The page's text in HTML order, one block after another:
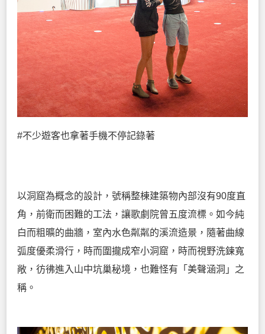
#不少遊客也拿著手機不停記錄著
以洞窟為概念的設計，號稱整棟建築物內部沒有90度直
角，前衛而困難的工法，讓歌劇院曾五度流標。如今純
白而粗曠的曲牆，室內水色粼粼的溪流造景，隨著曲線
弧度優柔滑行，時而圍攏成窄小洞窟，時而視野洗鍊寬
敞，彷彿進入山中坑巢秘境，也難怪有「美聲涵洞」之
稱。